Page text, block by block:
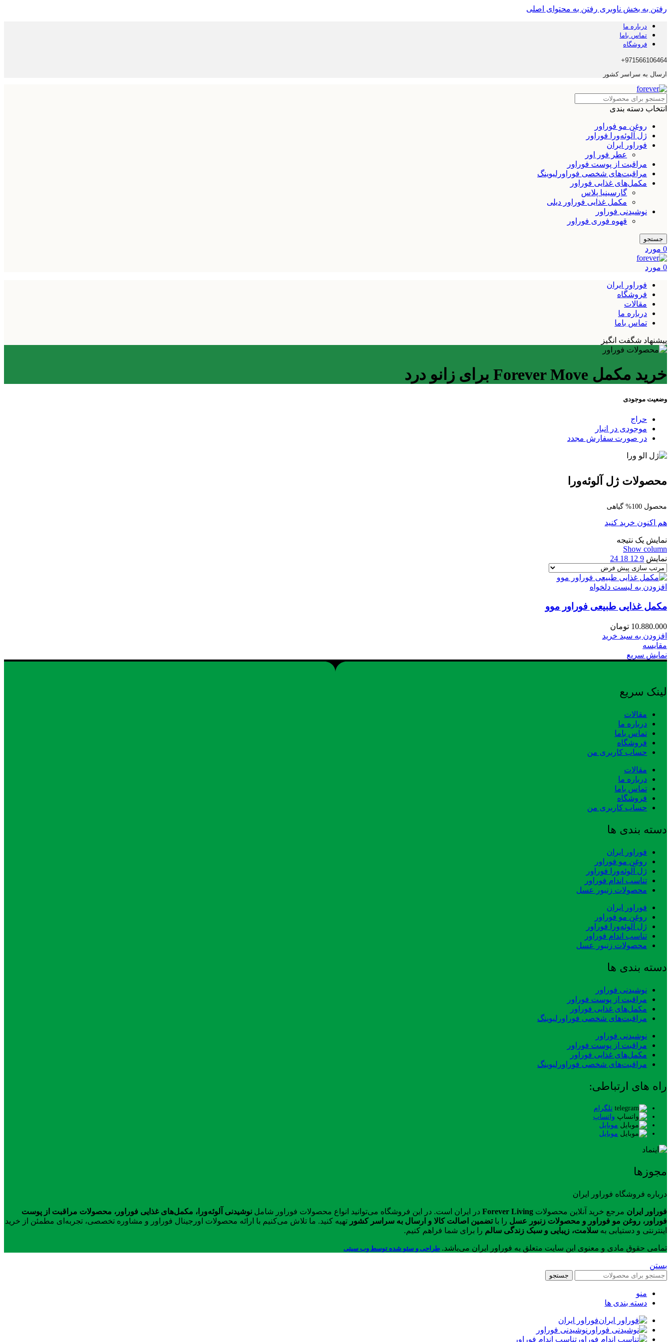
رفتن به بخش ناوبری رفتن به محتوای اصلی
درباره ما
تماس باما
فروشگاه
971566106464+
ارسال به سراسر کشور
انتخاب دسته بندی
روغن مو فوراور
ژل آلوئه‌ورا فوراور
فوراور ایران
عطر فور اور
مراقبت از پوست فوراور
مراقبت‌های شخصی فوراورلیوینگ
مکمل‌های غذایی فوراور
گارسینیا پلاس
مکمل غذایی فوراور دیلی
نوشیدنی فوراور
قهوه فوری فوراور
جستجو
0 مورد
0 مورد
فوراور ایران
فروشگاه
مقالات
درباره ما
تماس باما
پیشنهاد شگفت انگیز
خرید مکمل Forever Move برای زانو درد
وضعیت موجودی
حراج
موجودی در انبار
در صورت سفارش مجدد
محصولات ژل آلوئه‌ورا
محصول 100% گیاهی
هم اکنون خرید کنید
نمایش یک نتیجه
Show column
نمایش 9
12
18
24
افزودن به لیست دلخواه
مکمل غذایی طبیعی فوراور موو
10.880.000 تومان
افزودن به سبد خرید
مقایسه
نمایش سریع
لینک سریع
مقالات
درباره ما
تماس باما
فروشگاه
حساب کاربری من
مقالات
درباره ما
تماس باما
فروشگاه
حساب کاربری من
دسته بندی ها
فوراور ایران
روغن مو فوراور
ژل آلوئه‌ورا فوراور
تناسب اندام فوراور
محصولات زنبور عسل
فوراور ایران
روغن مو فوراور
ژل آلوئه‌ورا فوراور
تناسب اندام فوراور
محصولات زنبور عسل
دسته بندی ها
نوشیدنی فوراور
مراقبت از پوست فوراور
مکمل‌های غذایی فوراور
مراقبت‌های شخصی فوراورلیوینگ
نوشیدنی فوراور
مراقبت از پوست فوراور
مکمل‌های غذایی فوراور
مراقبت‌های شخصی فوراورلیوینگ
راه های ارتباطی:
تلگرام
واتساپ
موبایل
موبایل
مجوزها
درباره فروشگاه فوراور ایران
فوراور ایران مرجع خرید آنلاین محصولات Forever Living در ایران است. در این فروشگاه می‌توانید انواع محصولات فوراور شامل نوشیدنی آلوئه‌ورا، مکمل‌های غذایی فوراور، محصولات مراقبت از پوست
فوراور، روغن مو فوراور و محصولات زنبور عسل را باتضمین اصالت کالا و ارسال به سراسر کشور تهیه کنید. ما تلاش می‌کنیم با ارائه محصولات اورجینال فوراور و مشاوره تخصصی، تجربه‌ای مطمئن از خرید
اینترنتی و دستیابی به سلامت، زیبایی و سبک زندگی سالم را برای شما فراهم کنیم.
تمامی حقوق مادی و معنوی این سایت متعلق به فوراور ایران می‌باشد. طراحی و سئو شده توسط وب سیتی
بستن
جستجو
منو
دسته بندی ها
فوراور ایران
نوشیدنی فوراور
تناسب اندام فوراور